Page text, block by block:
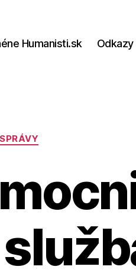
Humanisti.sk Odkazy